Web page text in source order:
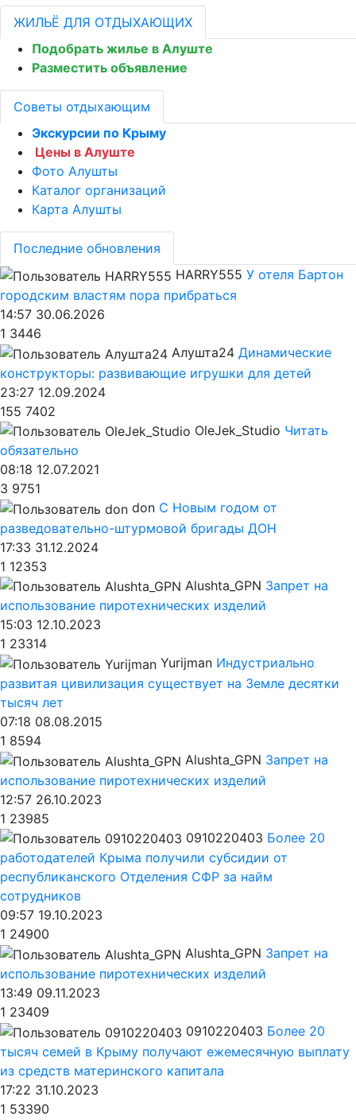
ЖИЛЬЁ ДЛЯ ОТДЫХАЮЩИХ
Подобрать жилье в Алуште
Разместить объявление
Советы отдыхающим
Экскурсии по Крыму
Цены в Алуште
Фото Алушты
Каталог организаций
Карта Алушты
Последние обновления
HARRY555 У отеля Бартон
городским властям пора прибраться
14:57 30.06.2026
1 3446
Алушта24 Динамические
конструкторы: развивающие игрушки для детей
23:27 12.09.2024
155 7402
OleJek_Studio Читать
обязательно
08:18 12.07.2021
3 9751
don С Новым годом от
разведовательно-штурмовой бригады ДОН
17:33 31.12.2024
1 12353
Alushta_GPN Запрет на
использование пиротехнических изделий
15:03 12.10.2023
1 23314
Yurijman Индустриально
развитая цивилизация существует на Земле десятки
тысяч лет
07:18 08.08.2015
1 8594
Alushta_GPN Запрет на
использование пиротехнических изделий
12:57 26.10.2023
1 23985
0910220403 Более 20
работодателей Крыма получили субсидии от
республиканского Отделения СФР за найм
сотрудников
09:57 19.10.2023
1 24900
Alushta_GPN Запрет на
использование пиротехнических изделий
13:49 09.11.2023
1 23409
0910220403 Более 20
тысяч семей в Крыму получают ежемесячную выплату
из средств материнского капитала
17:22 31.10.2023
1 53390